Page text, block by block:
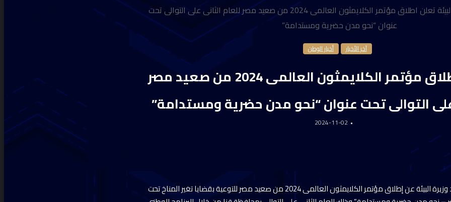
البيئة تعلن اطلاق مؤتمر الكلايمثون العالمى 2024 من صعيد مصر للعام الثانى على التوالى تحت
عنوان “نحو مدن حضرية ومستدامة”
آخر الأخبار أخبار الوطن
البيئة تعلن اطلاق مؤتمر الكلايمثون العالمى 2024 من صعيد مصر
التوالى تحت عنوان “نحو مدن حضرية ومستدامة”
2024-11-02
أعلنت الدكتورة ياسمين فؤاد وزيرة البيئة عن إطلاق مؤتمر الكلايمثون العالمى 2024 من صعيد مصر للتوعية بقضايا تغير المناخ تحت